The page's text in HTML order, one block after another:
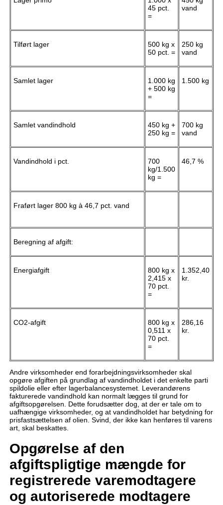
45 pct.
=
vand
Tilført lager
500 kg x
50 pct. =
250 kg
vand
Samlet lager
1.000 kg
+ 500 kg
=
1.500 kg
Samlet vandindhold
450 kg +
250 kg =
700 kg
vand
Vandindhold i pct.
700
kg/1.500
kg =
46,7 %
Fraført lager 800 kg à 46,7 pct. vand
Beregning af afgift:
Energiafgift
800 kg x
2,415 x
70 pct.
=
1.352,40
kr.
CO2-afgift
800 kg x
0,511 x
70 pct.
=
286,16
kr.
Andre virksomheder end forarbejdningsvirksomheder skal
opgøre afgiften på grundlag af vandindholdet i det enkelte parti
spildolie eller efter lagerbalancesystemet. Leverandørens
fakturerede vandindhold kan normalt lægges til grund for
afgiftsopgørelsen. Dette forudsætter dog, at der er tale om to
uafhængige virksomheder, og at vandindholdet har betydning for
prisfastsættelsen af olien. Svind, der ikke kan henføres til varens
art, skal beskattes.
Opgørelse af den
afgiftspligtige mængde for
registrerede varemodtagere
og autoriserede modtagere